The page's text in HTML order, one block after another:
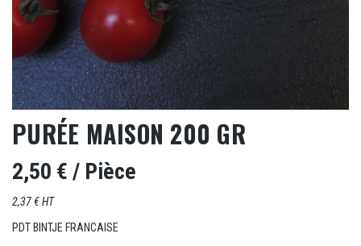
PURÉE MAISON 200 GR
2,50 € / Pièce
2,37 € HT
PDT BINTJE FRANCAISE